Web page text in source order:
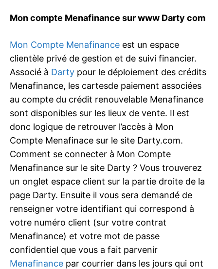
Mon compte Menafinance sur www Darty com
Mon Compte Menafinance est un espace
clientèle privé de gestion et de suivi financier.
Associé à Darty pour le déploiement des crédits
Menafinance, les cartesde paiement associées
au compte du crédit renouvelable Menafinance
sont disponibles sur les lieux de vente. Il est
donc logique de retrouver l’accès à Mon
Compte Menafinace sur le site Darty.com.
Comment se connecter à Mon Compte
Menafinance sur le site Darty ? Vous trouverez
un onglet espace client sur la partie droite de la
page Darty. Ensuite il vous sera demandé de
renseigner votre identifiant qui correspond à
votre numéro client (sur votre contrat
Menafinance) et votre mot de passe
confidentiel que vous a fait parvenir
Menafinance par courrier dans les jours qui ont